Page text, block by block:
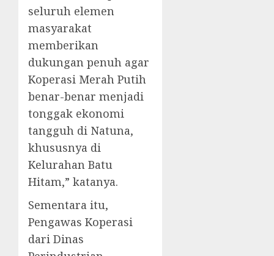
seluruh elemen
masyarakat
memberikan
dukungan penuh agar
Koperasi Merah Putih
benar-benar menjadi
tonggak ekonomi
tangguh di Natuna,
khususnya di
Kelurahan Batu
Hitam,” katanya.
Sementara itu,
Pengawas Koperasi
dari Dinas